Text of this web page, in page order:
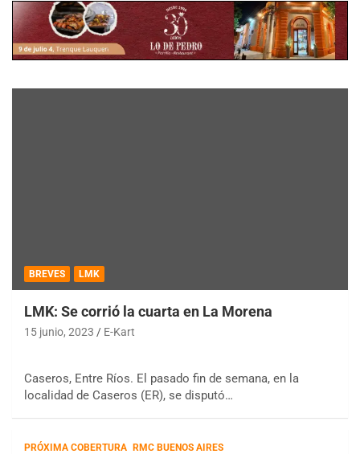
BREVES LMK
LMK: Se corrió la cuarta en La Morena
15 junio, 2023 E-Kart
Caseros, Entre Ríos. El pasado fin de semana, en la
localidad de Caseros (ER), se disputó…
PRÓXIMA COBERTURA RMC BUENOS AIRES